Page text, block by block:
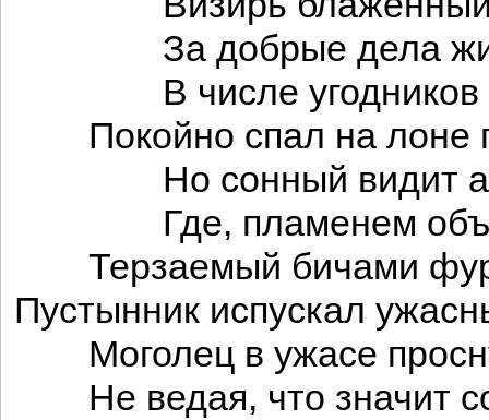
За добрые дела
В числе угодников
Покойно спал на лоне
Но сонный видит
Где, пламенем
Терзаемый бичами
Пустынник испускал
Моголец в ужасе
Не ведая, что значит